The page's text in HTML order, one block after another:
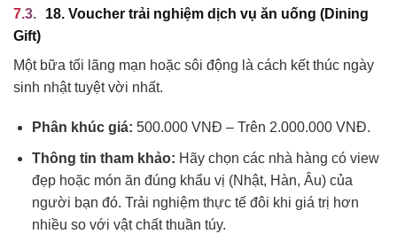
18. Voucher trải nghiệm dịch vụ ăn uống (Dining
Gift)
Một bữa tối lãng mạn hoặc sôi động là cách kết thúc ngày
sinh nhật tuyệt vời nhất.
Phân khúc giá: 500.000 VNĐ – Trên 2.000.000 VNĐ.
Thông tin tham khảo: Hãy chọn các nhà hàng có view
đẹp hoặc món ăn đúng khẩu vị (Nhật, Hàn, Âu) của
người bạn đó. Trải nghiệm thực tế đôi khi giá trị hơn
nhiều so với vật chất thuần túy.